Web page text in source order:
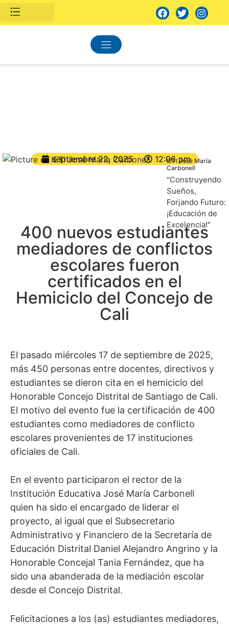
septiembre 22, 2025 12:06 pm
IETI José María
Carbonell
"Construyendo
Sueños,
Forjando Futuro:
¡Educación de
Excelencia!"
400 nuevos estudiantes
mediadores de conflictos
escolares fueron
certificados en el
Hemiciclo del Concejo de
Cali
El pasado miércoles 17 de septiembre de 2025,
más 450 personas entre docentes, directivos y
estudiantes se dieron cita en el hemiciclo del
Honorable Concejo Distrital de Santiago de Cali.
El motivo del evento fue la certificación de 400
estudiantes como mediadores de conflicto
escolares provenientes de 17 instituciones
oficiales de Cali.
En el evento participaron el rector de la
Institución Educativa José María Carbonell
quien ha sido el encargado de liderar el
proyecto, al igual que el Subsecretario
Administrativo y Financiero de la Secretaría de
Educación Distrital Daniel Alejandro Angrino y la
Honorable Concejal Tania Fernández, que ha
sido una abanderada de la mediación escolar
desde el Concejo Distrital.
Felicitaciones a los (as) estudiantes mediadores,